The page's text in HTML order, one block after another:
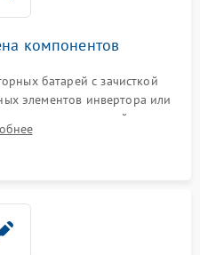
компонентов
батарей с зачисткой
элементов инвертора или
новых радиодеталей.
токоведущих дорожек и